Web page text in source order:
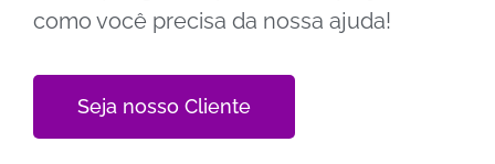
como você precisa da nossa ajuda!
Seja nosso Cliente